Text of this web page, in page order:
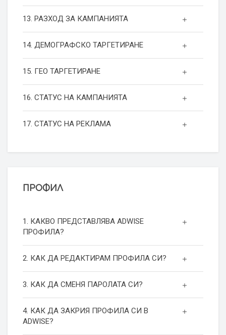
13. РАЗХОД ЗА КАМПАНИЯТА
14. ДЕМОГРАФСКО ТАРГЕТИРАНЕ
15. ГЕО ТАРГЕТИРАНЕ
16. СТАТУС НА КАМПАНИЯТА
17. СТАТУС НА РЕКЛАМА
ПРОФИЛ
1. КАКВО ПРЕДСТАВЛЯВА ADWISE
ПРОФИЛА?
2. КАК ДА РЕДАКТИРАМ ПРОФИЛА СИ?
3. КАК ДА СМЕНЯ ПАРОЛАТА СИ?
4. КАК ДА ЗАКРИЯ ПРОФИЛА СИ В
ADWISE?